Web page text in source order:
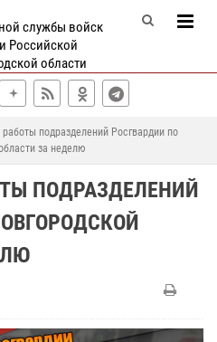
службы войск
Российской
области
работы подразделений Росгвардии по
за неделю
ПОДРАЗДЕЛЕНИЙ